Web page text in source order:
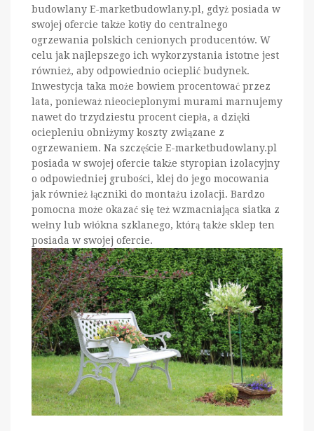
budowlany E-marketbudowlany.pl, gdyż posiada w
swojej ofercie także kotły do centralnego
ogrzewania polskich cenionych producentów. W
celu jak najlepszego ich wykorzystania istotne jest
również, aby odpowiednio ocieplić budynek.
Inwestycja taka może bowiem procentować przez
lata, ponieważ nieocieplonymi murami marnujemy
nawet do trzydziestu procent ciepła, a dzięki
ociepleniu obniżymy koszty związane z
ogrzewaniem. Na szczęście E-marketbudowlany.pl
posiada w swojej ofercie także styropian izolacyjny
o odpowiedniej grubości, klej do jego mocowania
jak również łączniki do montażu izolacji. Bardzo
pomocna może okazać się też wzmacniająca siatka z
wełny lub włókna szklanego, którą także sklep ten
posiada w swojej ofercie.